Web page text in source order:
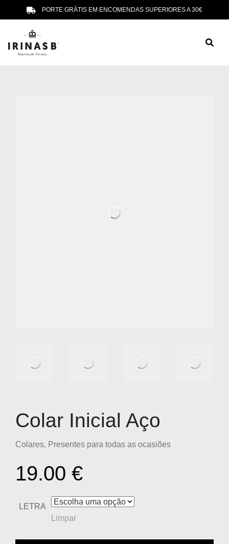
PORTE GRÁTIS EM ENCOMENDAS SUPERIORES A 30€
Colar Inicial Aço
Colares, Presentes para todas as ocasiões
19.00 €
LETRA
Limpar